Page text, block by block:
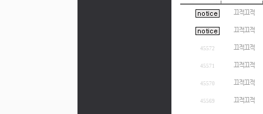
끄적끄적
끄적끄적
45572 끄적끄적
45571 끄적끄적
45570 끄적끄적
45569 끄적끄적